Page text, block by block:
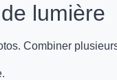
lumière
Combiner